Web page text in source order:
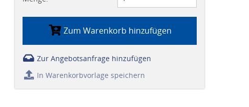
Zum Warenkorb hinzufügen
Zur Angebotsanfrage hinzufügen
In Warenkorbvorlage speichern